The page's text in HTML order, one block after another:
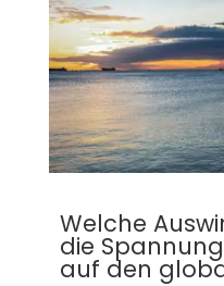
Welche
die
auf den